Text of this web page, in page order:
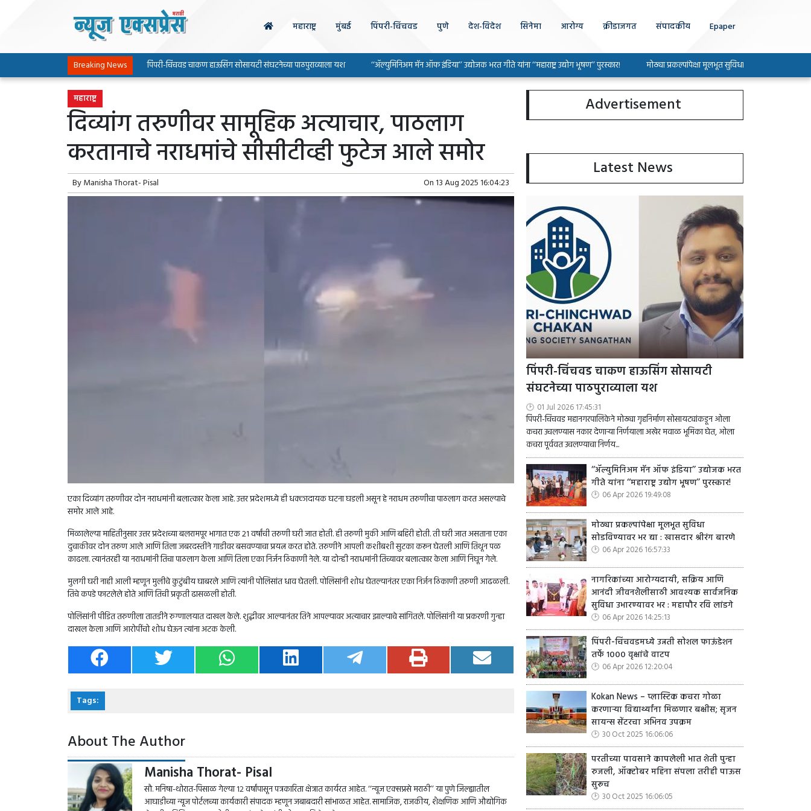
महाराष्ट्र मुंबई पिंपरी-चिंचवड पुणे देश-विदेश सिनेमा आरोग्य क्रीडाजगत संपादकीय Epaper
Breaking Newsपिंपरी-चिंचवड चाकण हाऊसिंग सोसायटी संघटनेच्या पाठपुराव्याला यश ‘‘ॲल्युमिनिअम मॅन ऑफ इंडिया’’ उद्योजक भरत गीते यांना ‘‘महाराष्ट्र उद्योग भूषण’’ पुरस्कार! मोठ्या प्रकल्पांपेक्षा मूलभूत सुविधा सोडविण्यावर भर द्या :
महाराष्ट्र
दिव्यांग तरुणीवर सामूहिक अत्याचार, पाठलाग
करतानाचे नराधमांचे सीसीटीव्ही फुटेज आले समोर
ByManisha Thorat- Pisal On13 Aug 2025 16:04:23
एका दिव्यांग तरुणीवर दोन नराधमांनी बलात्कार केला आहे. उत्तर प्रदेशमध्ये ही धक्कादायक घटना घडली असून हे नराधम तरुणीचा पाठलाग करत असल्याचे
समोर आले आहे.
मिळालेल्या माहितीनुसार उत्तर प्रदेशच्या बलरामपूर भागात एक 21 वर्षांची तरुणी घरी जात होती. ही तरुणी मुकी आणि बहिरी होती. ती घरी जात असताना एका
दुचाकीवर दोन तरुण आले आणि तिला जबरदस्तीने गाडीवर बसवण्याचा प्रयत्न करत होते. तरुणीने आपली कशीबशी सुटका करून घेतली आणि तिथून पळ
काढला. त्यानंतरही या नराधमांनी तिचा पाठलाग केला आणि तिला एका निर्जन ठिकाणी नेले. या दोन्ही नराधमांनी तिच्यावर बलात्कार केला आणि निघून गेले.
मुलगी घरी नाही आली म्हणून मुलीचे कुटुंबीय घाबरले आणि त्यांनी पोलिसांत धाव घेतली. पोलिसांनी शोध घेतल्यानंतर एका निर्जन ठिकाणी तरुणी आढळली.
तिचे कपडे फाटलेले होते आणि तिची प्रकृती ढासळली होती.
पोलिसांनी पीडित तरुणीला तातडीने रुग्णालयात दाखल केले. शुद्धीवर आल्यानंतर तिने आपल्यावर अत्याचार झाल्याचे सांगितले. पोलिसांनी या प्रकरणी गुन्हा
दाखल केला आणि आरोपींचो शोध घेऊन त्यांना अटक केली.
Tags:
About The Author
Manisha Thorat- Pisal
सौ. मनिषा-थोरात-पिसाळ गेल्या १२ वर्षांपासून पत्रकारिता क्षेत्रात कार्यरत आहेत. ‘‘न्यूज एक्सप्रसे मराठी’’ या पुणे जिल्ह्यातील
आघाडीच्या न्यूज पोर्टलच्या कार्यकारी संपादक म्हणून जबाबदारी सांभाळत आहेत. सामाजिक, राजकीय, शैक्षणिक आणि औद्योगिक
Advertisement
Latest News
पिंपरी-चिंचवड चाकण हाऊसिंग सोसायटी
संघटनेच्या पाठपुराव्याला यश
01 Jul 2026 17:45:31
पिंपरी-चिंचवड महानगरपालिकेने मोठ्या गृहनिर्माण सोसायट्यांकडून ओला
कचरा उचलण्यास नकार देणाऱ्या निर्णयाला अखेर मवाळ भूमिका घेत, ओला
कचरा पूर्ववत उचलण्याचा निर्णय...
‘‘ॲल्युमिनिअम मॅन ऑफ इंडिया’’ उद्योजक भरत
गीते यांना ‘‘महाराष्ट्र उद्योग भूषण’’ पुरस्कार!
06 Apr 2026 19:49:08
मोठ्या प्रकल्पांपेक्षा मूलभूत सुविधा
सोडविण्यावर भर द्या : खासदार श्रीरंग बारणे
06 Apr 2026 16:57:33
नागरिकांच्या आरोग्यदायी, सक्रिय आणि
आनंदी जीवनशैलीसाठी आवश्यक सार्वजनिक
सुविधा उभारण्यावर भर : महापौर रवि लांडगे
06 Apr 2026 14:25:13
पिंपरी-चिंचवडमध्ये उन्नती सोशल फाऊंडेशन
तर्फे १००० वृक्षांचे वाटप
06 Apr 2026 12:20:04
Kokan News – प्लास्टिक कचरा गोळा
करणाऱ्या विद्यार्थ्यांना मिळणार बक्षीस; सृजन
सायन्स सेंटरचा अभिनव उपक्रम
30 Oct 2025 16:06:06
परतीच्या पावसाने कापलेली भात शेती पुन्हा
रुजली, ऑक्टोबर महिना संपला तरीही पाऊस
सुरूच
30 Oct 2025 16:06:05